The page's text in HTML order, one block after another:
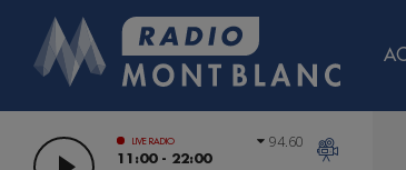
LIVE RADIO
11:00 - 22:00
94.60